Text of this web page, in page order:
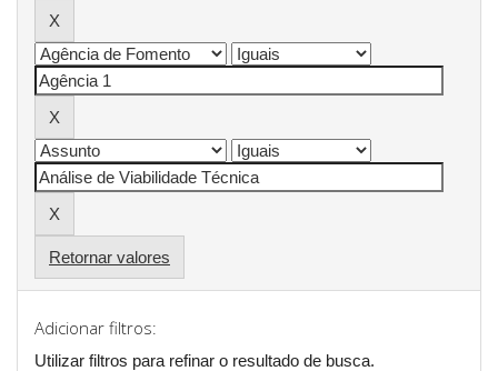
Retornar valores
Adicionar filtros:
Utilizar filtros para refinar o resultado de busca.